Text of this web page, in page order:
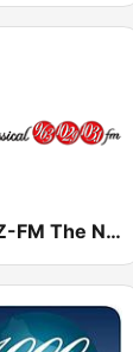
CFMZ-FM The New Classical FM